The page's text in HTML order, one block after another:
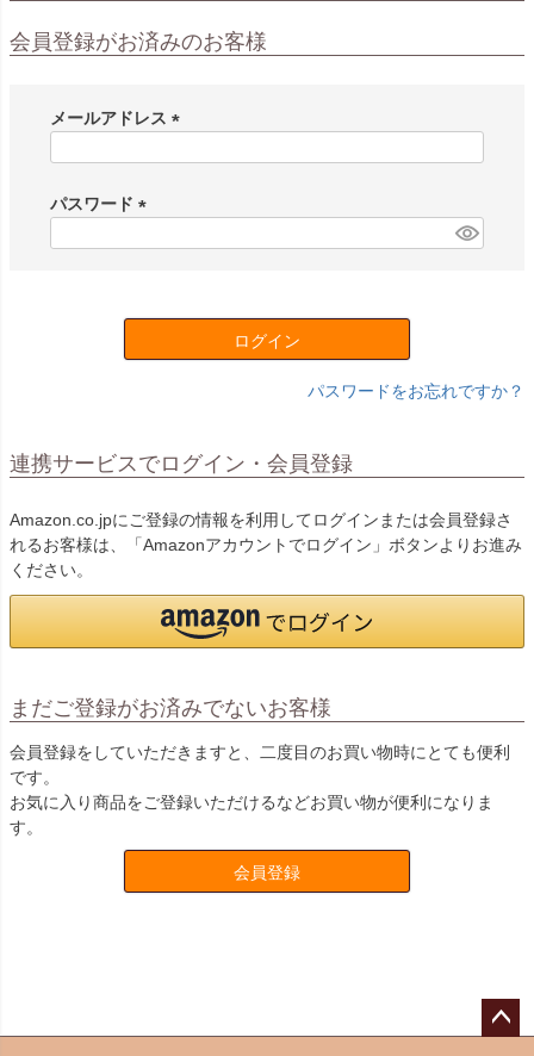
会員登録がお済みのお客様
メールアドレス
)
パスワード
ログイン
パスワードをお忘れですか？
連携サービスでログイン・会員登録
Amazon.co.jpにご登録の情報を利用してログインまたは会員登録さ
れるお客様は、「Amazonアカウントでログイン」ボタンよりお進み
ください。
まだご登録がお済みでないお客様
会員登録をしていただきますと、二度目のお買い物時にとても便利
です。
お気に入り商品をご登録いただけるなどお買い物が便利になりま
す。
会員登録